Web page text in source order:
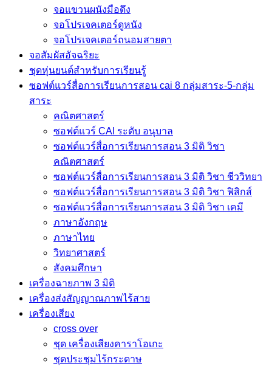
จอแขวนผนังมือดึง
จอโปรเจคเตอร์ดูหนัง
จอโปรเจคเตอร์ถนอมสายตา
จอสัมผัสอัจฉริยะ
ชุดหุ่นยนต์สำหรับการเรียนรู้
ซอฟต์แวร์สื่อการเรียนการสอน cai 8 กลุ่มสาระ-5-กลุ่ม
สาระ
คณิตศาสตร์
ซอฟต์แวร์ CAI ระดับ อนุบาล
ซอฟต์แวร์สื่อการเรียนการสอน 3 มิติ วิชา
คณิตศาสตร์
ซอฟต์แวร์สื่อการเรียนการสอน 3 มิติ วิชา ชีววิทยา
ซอฟต์แวร์สื่อการเรียนการสอน 3 มิติ วิชา ฟิสิกส์
ซอฟต์แวร์สื่อการเรียนการสอน 3 มิติ วิชา เคมี
ภาษาอังกฤษ
ภาษาไทย
วิทยาศาสตร์
สังคมศึกษา
เครื่องฉายภาพ 3 มิติ
เครื่องส่งสัญญาณภาพไร้สาย
เครื่องเสียง
cross over
ชุด เครื่องเสียงคาราโอเกะ
ชุดประชุมไร้กระดาษ